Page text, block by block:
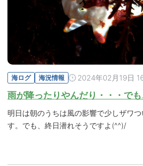
海ログ 海況情報 2024年02月19日
雨が降ったりやんだり・・・で
明日は朝のうちは風の影響で少しザワ
す。でも、終日潜れそうですよ(^^)/